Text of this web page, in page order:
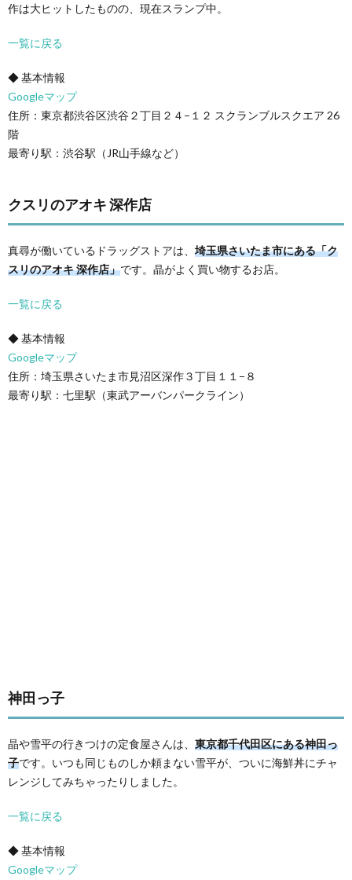
作は大ヒットしたものの、現在スランプ中。
一覧に戻る
◆ 基本情報
Googleマップ
住所：東京都渋谷区渋谷２丁目２４−１２ スクランブルスクエア 26
階
最寄り駅：渋谷駅（JR山手線など）
クスリのアオキ 深作店
真尋が働いているドラッグストアは、 埼玉県さいたま市にある「ク
スリのアオキ 深作店」です。晶がよく買い物するお店。
一覧に戻る
◆ 基本情報
Googleマップ
住所：埼玉県さいたま市見沼区深作３丁目１１−８
最寄り駅：七里駅（東武アーバンパークライン）
神田っ子
晶や雪平の行きつけの定食屋さんは、 東京都千代田区にある神田っ
子です。いつも同じものしか頼まない雪平が、ついに海鮮丼にチャ
レンジしてみちゃったりしました。
一覧に戻る
◆ 基本情報
Googleマップ